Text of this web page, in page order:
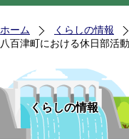
ホーム くらしの情報
八百津町における休日部活
くらしの情報